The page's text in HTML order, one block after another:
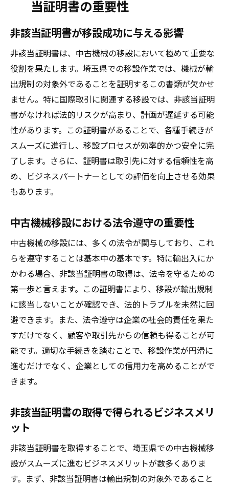
当証明書の重要性
非該当証明書が移設成功に与える影響
非該当証明書は、中古機械の移設において極めて重要な
役割を果たします。埼玉県での移設作業では、機械が輸
出規制の対象外であることを証明するこの書類が欠かせ
ません。特に国際取引に関連する移設では、非該当証明
書がなければ法的リスクが高まり、計画が遅延する可能
性があります。この証明書があることで、各種手続きが
スムーズに進行し、移設プロセスが効率的かつ安全に完
了します。さらに、証明書は取引先に対する信頼性を高
め、ビジネスパートナーとしての評価を向上させる効果
もあります。
中古機械移設における法令遵守の重要性
中古機械の移設には、多くの法令が関与しており、これ
らを遵守することは基本中の基本です。特に輸出入にか
かわる場合、非該当証明書の取得は、法令を守るための
第一歩と言えます。この証明書により、移設が輸出規制
に該当しないことが確認でき、法的トラブルを未然に回
避できます。また、法令遵守は企業の社会的責任を果た
すだけでなく、顧客や取引先からの信頼も得ることが可
能です。適切な手続きを踏むことで、移設作業が円滑に
進むだけでなく、企業としての信用力を高めることがで
きます。
非該当証明書の取得で得られるビジネスメリ
ット
非該当証明書を取得することで、埼玉県での中古機械移
設がスムーズに進むビジネスメリットが数多くありま
す。まず、非該当証明書は輸出規制の対象外であること